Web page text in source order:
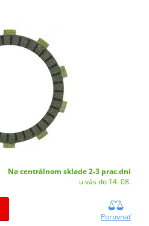
Na centrálnom sklade 2-3 prac.dni
u vás do 14. 08.
Porovnať